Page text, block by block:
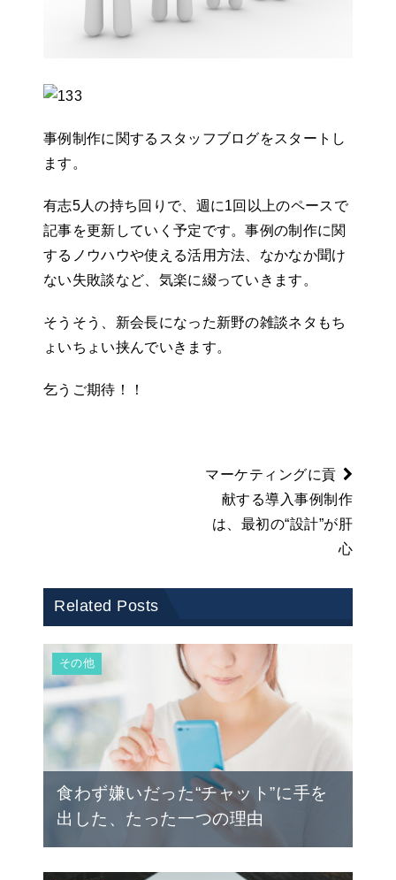
事例制作に関するスタッフブログをスタートし
ます。
有志5人の持ち回りで、週に1回以上のペースで
記事を更新していく予定です。事例の制作に関
するノウハウや使える活用方法、なかなか聞け
ない失敗談など、気楽に綴っていきます。
そうそう、新会長になった新野の雑談ネタもち
ょいちょい挟んでいきます。
乞うご期待！！
マーケティングに貢
献する導入事例制作
は、最初の“設計”が肝
心
Related Posts
その他
食わず嫌いだった“チャット”に手を
出した、たった一つの理由